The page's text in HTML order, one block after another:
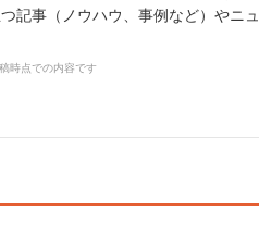
記事（ノウハウ、事例など）やニュ
時点での内容です